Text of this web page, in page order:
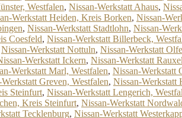
Westfalen, Nissan-Werkstatt Ahaus,
Werkstatt Heiden, Kreis Borken, Nissan-
, Nissan-Werkstatt Stadtlohn, Nissan-
Coesfeld, Nissan-Werkstatt Billerbeck,
Nissan-Werkstatt Nottuln, Nissan-Werkstatt
Werkstatt Ickern, Nissan-Werkstatt Rauxel
Werkstatt Marl, Westfalen, Nissan-Werkstatt
Greven, Westfalen, Nissan-Werkstatt
Steinfurt, Nissan-Werkstatt Lengerich,
Kreis Steinfurt, Nissan-Werkstatt
Tecklenburg, Nissan-Werkstatt